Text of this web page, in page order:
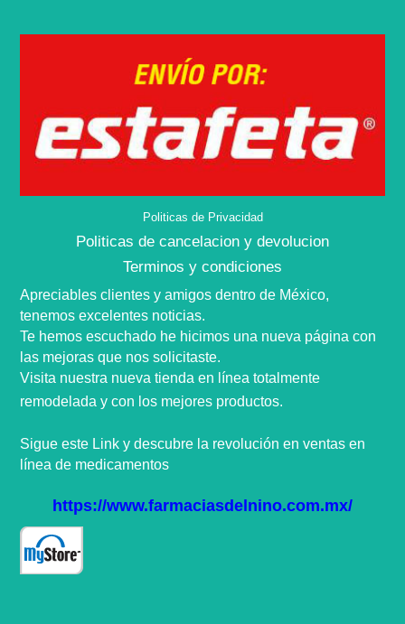
Politicas de Privacidad
Politicas de cancelacion y devolucion
Terminos y condiciones
Apreciables clientes y amigos dentro de México,
tenemos excelentes noticias.
Te hemos escuchado he hicimos una nueva página con
las mejoras que nossolicitaste.
Visita nuestra nueva tienda en línea totalmente
remodelada y con los mejores productos.
Sigue este Link y descubre la revolución en ventas en
línea de medicamentos
https://www.farmaciasdelnino.com.mx/